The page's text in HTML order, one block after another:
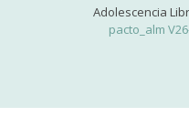
Adolescencia
pacto_alm